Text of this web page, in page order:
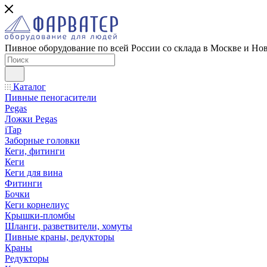
Пивное оборудование по всей России со склада в Москве и
Каталог
Пивные пеногасители
Pegas
Ложки Pegas
iTap
Заборные головки
Кеги, фитинги
Кеги
Кеги для вина
Фитинги
Бочки
Кеги корнелиус
Крышки-пломбы
Шланги, разветвители, хомуты
Пивные краны, редукторы
Краны
Редукторы